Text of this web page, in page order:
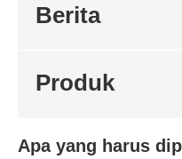
Berita
Produk
Apa yang harus